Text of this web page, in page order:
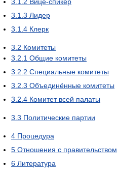
3.1.3 Лидер
3.1.4 Клерк
3.2 Комитеты
3.2.1 Общие комитеты
3.2.2 Специальные комитеты
3.2.3 Объединённые комитеты
3.2.4 Комитет всей палаты
3.3 Политические партии
4 Процедура
5 Отношения с правительством
6 Литература